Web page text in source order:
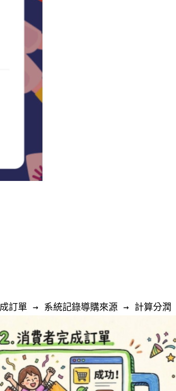
訂單 → 系統記錄導購來源 → 計算分潤